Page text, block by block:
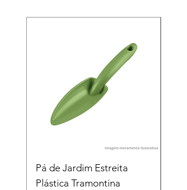
Pá de Jardim Estreita
Plástica Tramontina